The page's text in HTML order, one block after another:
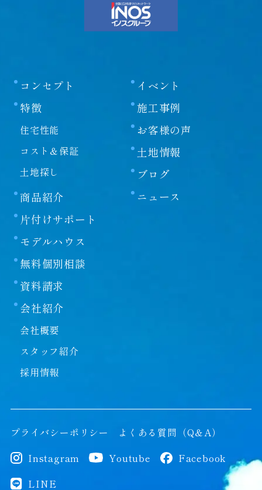
およびお客様内部の使用に限り、これらの文書を複
製することができます。
が必要です。営利目的による複製、あるいは翻訳、
有線送信等、上記以外の著作権法上の利用はできま
せんので、ご注意ください。
免責事項
当社は、当社が運営/管理するウェブサイト（以下、
各条項に定める事項については、免責されるものと
本サイトをご利用のお客様（以下、単に「お客様」
といいます）は、本免責事項の内容をご承諾頂いた
第一条
ますが、その内容について保証するものではありま
せん。当社は本サイトの使用ならびに閲覧によって
生じたいかなる損害にも責任を負いかねます。ま
た、本サイトを装ったウェブサイトによって生じた
損害にも責任を負いかねます。本サイトのURLや情
報は予告なく変更される場合があります。
情報の提供またはその遅滞、変更、中断、中止、停
止もしくは廃止、その他本サイトに関連して発生し
たお客様または第三者の損害について、一切の責任
を負わないものとします。情報の閲覧やサービスの
コンセプト
特徴
住宅性能
コスト＆保証
土地探し
商品紹介
片付けサポート
イベント
施工事例
お客様の声
土地情報
ブログ
ニュース
モデルハウス
無料個別相談
資料請求
会社紹介
会社概要
スタッフ紹介
採用情報
プライバシーポリシー
よくある質問（Q＆A）
Instagram
Youtube
Facebook
LINE